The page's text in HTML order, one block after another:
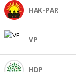
HAK-PAR
VP
HDP